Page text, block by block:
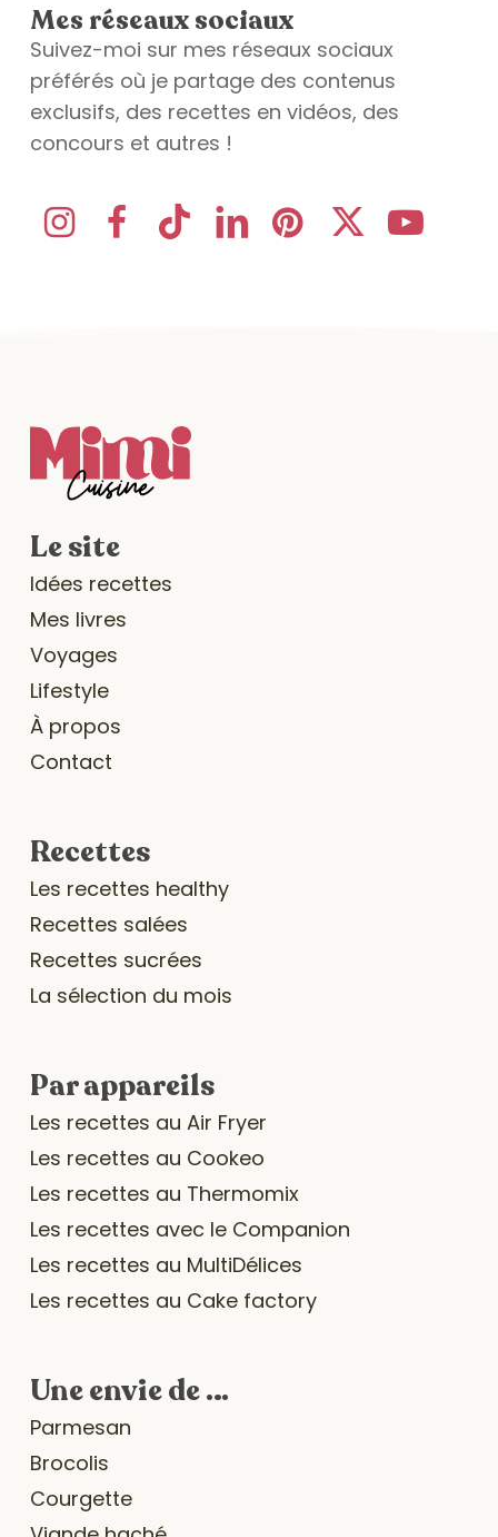
Mes réseaux sociaux
Suivez-moi sur mes réseaux sociaux
préférés où je partage des contenus
exclusifs, des recettes en vidéos, des
concours et autres !
Le site
Idées recettes
Mes livres
Voyages
Lifestyle
À propos
Contact
Recettes
Les recettes healthy
Recettes salées
Recettes sucrées
La sélection du mois
Par appareils
Les recettes au Air Fryer
Les recettes au Cookeo
Les recettes au Thermomix
Les recettes avec le Companion
Les recettes au MultiDélices
Les recettes au Cake factory
Une envie de …
Parmesan
Brocolis
Courgette